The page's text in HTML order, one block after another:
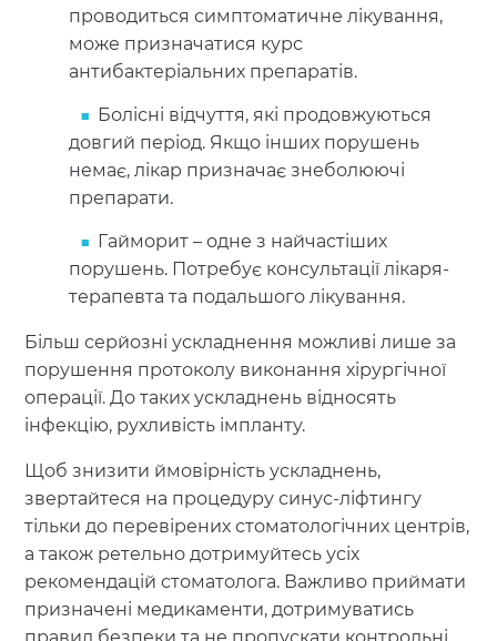
проводиться симптоматичне лікування,
може призначатися курс
антибактеріальних препаратів.
Болісні відчуття, які продовжуються
довгий період. Якщо інших порушень
немає, лікар призначає знеболюючі
препарати.
Гайморит – одне з найчастіших
порушень. Потребує консультації лікаря-
терапевта та подальшого лікування.
Більш серйозні ускладнення можливі лише за
порушення протоколу виконання хірургічної
операції. До таких ускладнень відносять
інфекцію, рухливість імпланту.
Щоб знизити ймовірність ускладнень,
звертайтеся на процедуру синус-ліфтингу
тільки до перевірених стоматологічних центрів,
а також ретельно дотримуйтесь усіх
рекомендацій стоматолога. Важливо приймати
призначені медикаменти, дотримуватись